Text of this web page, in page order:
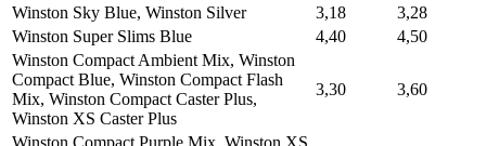
Winston Sky Blue, Winston Silver
3,18
3,28
Winston Super Slims Blue
4,40
4,50
Winston Compact Ambient Mix, Winston
Compact Blue, Winston Compact Flash
Mix, Winston Compact Caster Plus,
Winston XS Caster Plus
3,30 3,60
Winston Compact Purple Mix, Winston XS